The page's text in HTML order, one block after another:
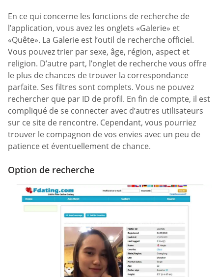
En ce qui concerne les fonctions de recherche de
l’application, vous avez les onglets «Galerie» et
«Quête». La Galerie est l’outil de recherche officiel.
Vous pouvez trier par sexe, âge, région, aspect et
religion. D’autre part, l’onglet de recherche vous offre
le plus de chances de trouver la correspondance
parfaite. Ses filtres sont complets. Vous ne pouvez
rechercher que par ID de profil. En fin de compte, il est
compliqué de se connecter avec d’autres utilisateurs
sur ce site de rencontre. Cependant, vous pourriez
trouver le compagnon de vos envies avec un peu de
patience et éventuellement de chance.
Option de recherche